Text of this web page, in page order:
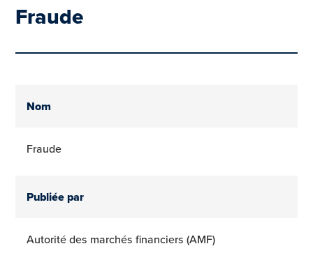
Fraude
Nom
Fraude
Publiée par
Autorité des marchés financiers (AMF)